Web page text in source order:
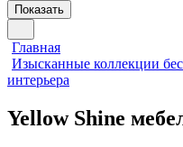
Показать
Главная
Изысканные коллекции
интерьера
Yellow Shine